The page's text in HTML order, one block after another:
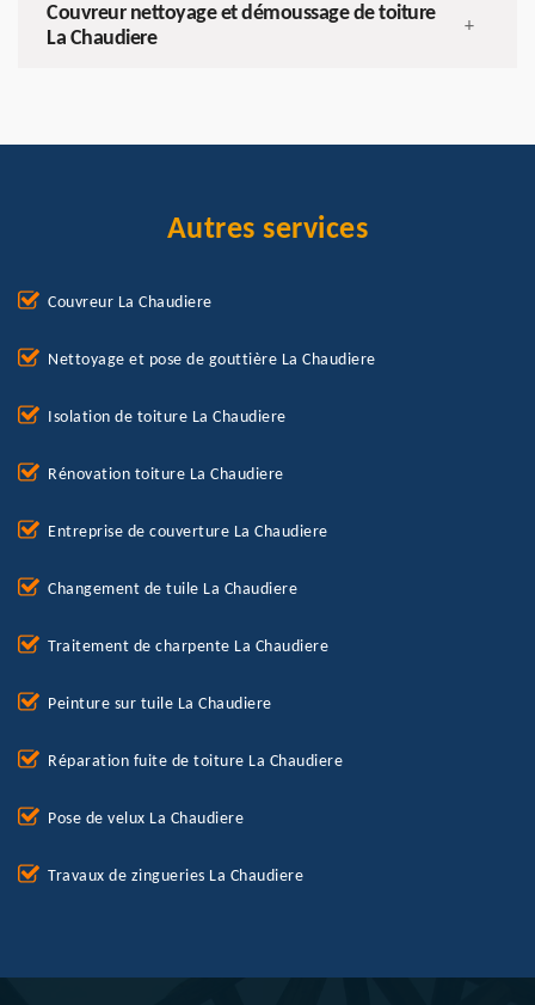
Couvreur nettoyage et démoussage de toiture
La Chaudiere
+
Autres services
Couvreur La Chaudiere
Nettoyage et pose de gouttière La Chaudiere
Isolation de toiture La Chaudiere
Rénovation toiture La Chaudiere
Entreprise de couverture La Chaudiere
Changement de tuile La Chaudiere
Traitement de charpente La Chaudiere
Peinture sur tuile La Chaudiere
Réparation fuite de toiture La Chaudiere
Pose de velux La Chaudiere
Travaux de zingueries La Chaudiere